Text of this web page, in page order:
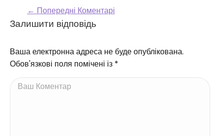
Comment navigation
← Попередні Коментарі
Залишити відповідь
Ваша електронна адреса не буде опублікована.
Обов'язкові поля помічені із *
Ваш Коментар